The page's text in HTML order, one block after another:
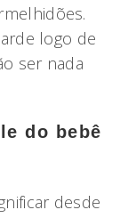
logo de
ser nada
do bebê
desde